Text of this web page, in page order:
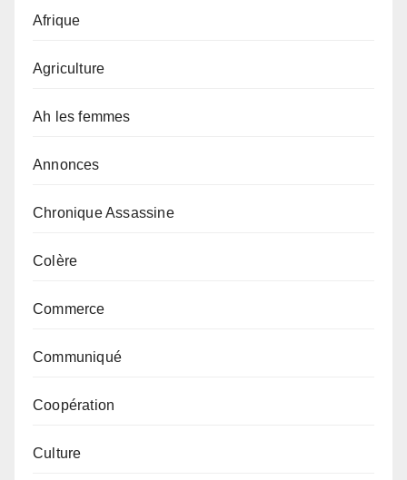
Afrique
Agriculture
Ah les femmes
Annonces
Chronique Assassine
Colère
Commerce
Communiqué
Coopération
Culture